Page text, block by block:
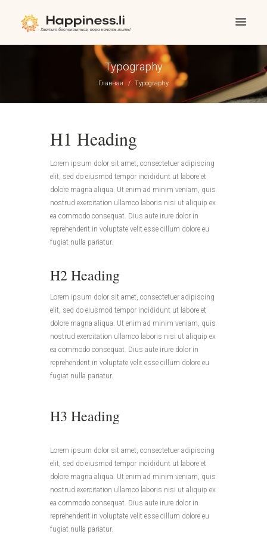
Typography
Главная Typography
H1 Heading
Lorem ipsum dolor sit amet, consectetuer adipiscing
elit, sed do eiusmod tempor incididunt ut labore et
dolore magna aliqua. Ut enim ad minim veniam, quis
nostrud exercitation ullamco laboris nisi ut aliquip ex
ea commodo consequat. Dius aute irure dolor in
reprehenderit in voluptate velit esse cillum dolore eu
fugiat nulla pariatur.
H2 Heading
Lorem ipsum dolor sit amet, consectetuer adipiscing
elit, sed do eiusmod tempor incididunt ut labore et
dolore magna aliqua. Ut enim ad minim veniam, quis
nostrud exercitation ullamco laboris nisi ut aliquip ex
ea commodo consequat. Dius aute irure dolor in
reprehenderit in voluptate velit esse cillum dolore eu
fugiat nulla pariatur.
H3 Heading
Lorem ipsum dolor sit amet, consectetuer adipiscing
elit, sed do eiusmod tempor incididunt ut labore et
dolore magna aliqua. Ut enim ad minim veniam, quis
nostrud exercitation ullamco laboris nisi ut aliquip ex
ea commodo consequat. Dius aute irure dolor in
reprehenderit in voluptate velit esse cillum dolore eu
fugiat nulla pariatur.